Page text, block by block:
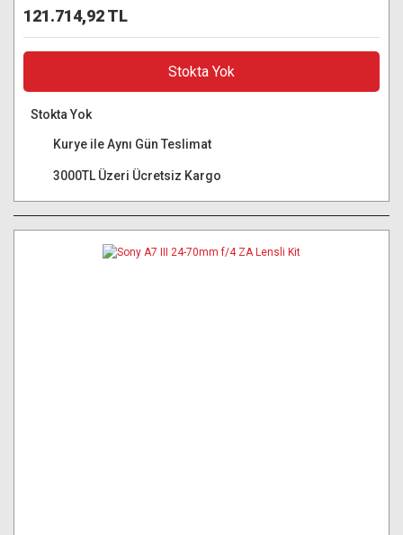
121.714,92 TL
Stokta Yok
Stokta Yok
Kurye ile Aynı Gün Teslimat
3000TL Üzeri Ücretsiz Kargo